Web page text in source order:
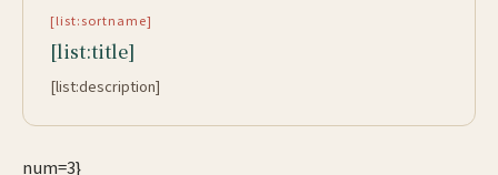
[list:sortname]
[list:title]
[list:description]
num=3}